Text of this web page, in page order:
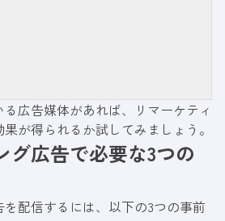
広告媒体があれば、リマーケティ
が得られるか試してみましょう。
グ広告で必要な3つの
を配信するには、以下の3つの事前